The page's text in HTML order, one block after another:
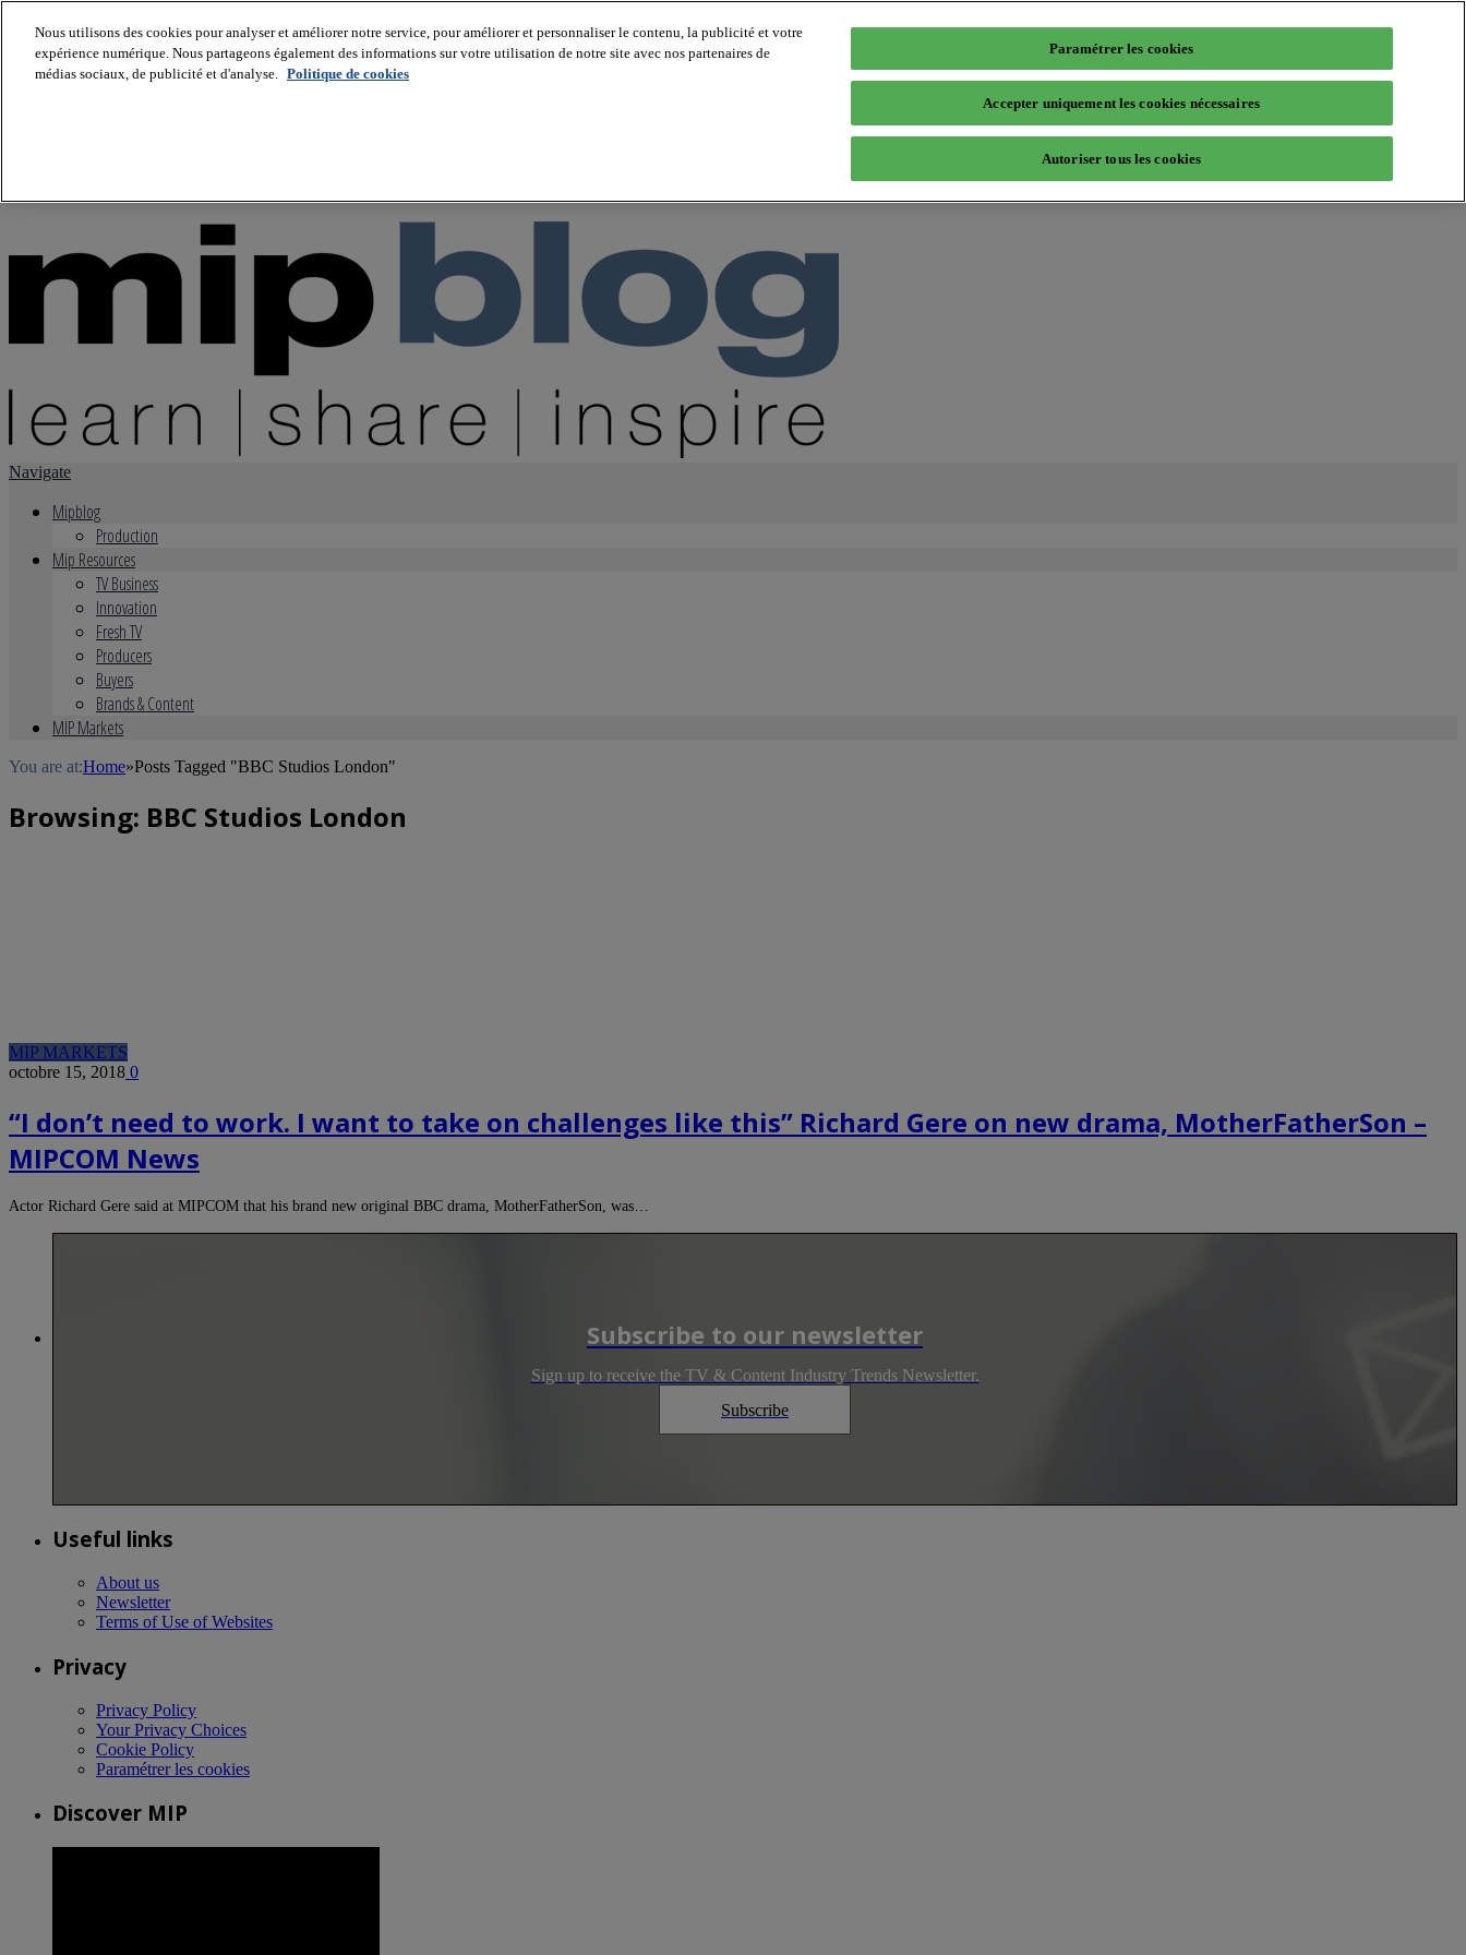
About us
Navigate
Mipblog
Production
Mip Resources
TV Business
Innovation
Fresh TV
Producers
Buyers
Brands & Content
MIP Markets
You are at:Home»Posts Tagged "BBC Studios London"
Browsing: BBC Studios London
MIP MARKETS
octobre 15, 2018 0
“I don’t need to work. I want to take on challenges like this” Richard Gere on new drama, MotherFatherSon –
MIPCOM News
Actor Richard Gere said at MIPCOM that his brand new original BBC drama, MotherFatherSon, was…
Subscribe to our newsletter
Sign up to receive the TV & Content Industry Trends Newsletter.
Subscribe
Useful links
About us
Newsletter
Terms of Use of Websites
Privacy
Privacy Policy
Your Privacy Choices
Cookie Policy
Paramétrer les cookies
Discover MIP
Nous utilisons des cookies pour analyser et améliorer notre service, pour améliorer et personnaliser le contenu, la publicité et votre
expérience numérique. Nous partageons également des informations sur votre utilisation de notre site avec nos partenaires de
médias sociaux, de publicité et d'analyse. Politique de cookies
Paramétrer les cookies
Accepter uniquement les cookies nécessaires
Autoriser tous les cookies